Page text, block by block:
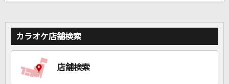
カラオケ店舗検索
店舗検索